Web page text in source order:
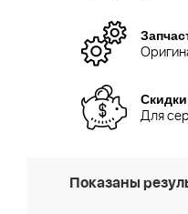
Скидки
Для
Показаны